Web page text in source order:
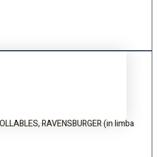
RAVENSBURGER (in limba